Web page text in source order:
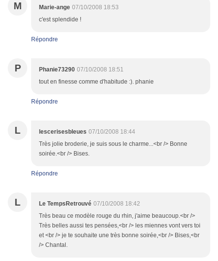
M Marie-ange 07/10/2008 18:53
c'est splendide !
Répondre
P Phanie73290 07/10/2008 18:51
tout en finesse comme d'habitude :). phanie
Répondre
L lescerisesbleues 07/10/2008 18:44
Très jolie broderie, je suis sous le charme...<br /> Bonne
soirée.<br /> Bises.
Répondre
L Le TempsRetrouvé 07/10/2008 18:42
Très beau ce modèle rouge du rhin, j'aime beaucoup.<br />
Très belles aussi tes pensées,<br /> les miennes vont vers toi
et <br /> je te souhaite une très bonne soirée,<br /> Bises,<br
/> Chantal.